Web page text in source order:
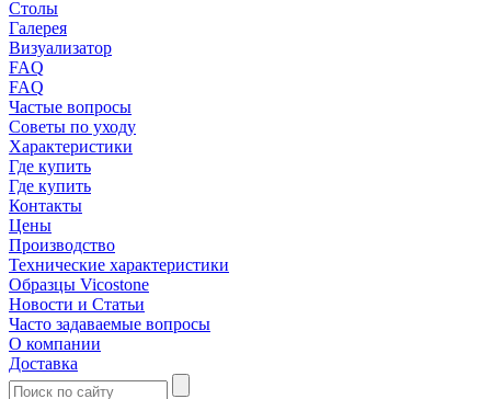
Столы
Галерея
Визуализатор
FAQ
FAQ
Частые вопросы
Советы по уходу
Характеристики
Где купить
Где купить
Контакты
Цены
Производство
Технические характеристики
Образцы Vicostone
Новости и Статьи
Часто задаваемые вопросы
О компании
Доставка